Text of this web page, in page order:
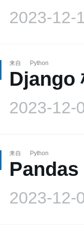
2023-12-
来自 Python
Django
2023-12-
来自 Python
Pandas
2023-12-